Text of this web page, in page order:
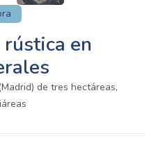
en
de tres hectáreas,